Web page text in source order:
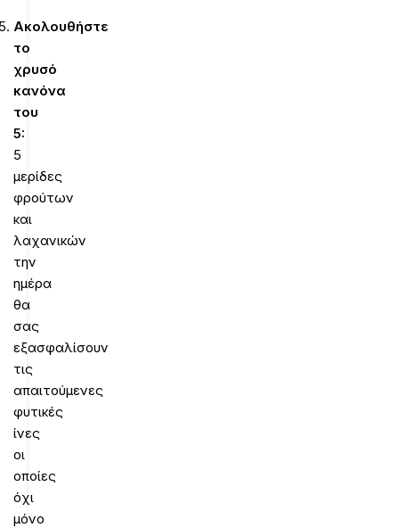
Ακολουθήστε
το
χρυσό
κανόνα
του
5:
5
μερίδες
φρούτων
και
λαχανικών
την
ημέρα
θα
σας
εξασφαλίσουν
τις
απαιτούμενες
φυτικές
ίνες
οι
οποίες
όχι
μόνο